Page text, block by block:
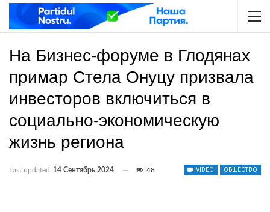
На Бизнес-форуме в Глодянах
примар Стела Онуцу призвала
инвесторов включиться в
социально-экономическую
жизнь региона
VIDEO ОБЩЕСТВО
Last updated 14 Сентябрь 2024 48